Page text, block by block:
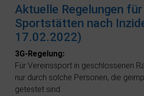
Aktuelle Regelungen für
Sportstätten nach
17.02.2022)
3G-Regelung:
Für Vereinssport in geschlossenen
nur durch solche Personen, die
getestet sind.